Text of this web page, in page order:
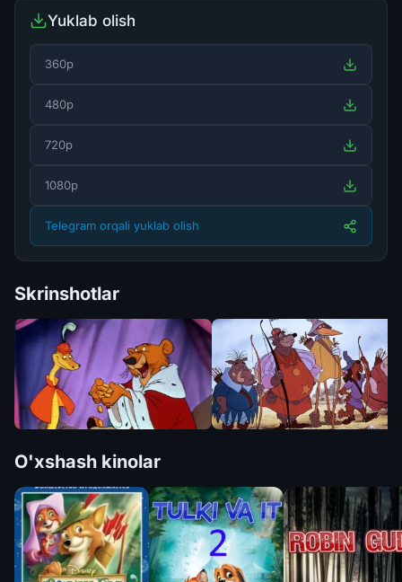
Yuklab olish
360p
480p
720p
1080p
Telegram orqali yuklab olish
Skrinshotlar
O'xshash kinolar